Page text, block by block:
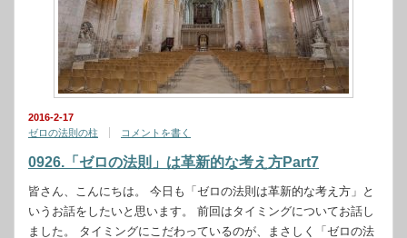
2016-2-17
ゼロの法則の柱
コメントを書く
0926.「ゼロの法則」は革新的な考え方Part7
皆さん、こんにちは。 今日も「ゼロの法則は革新的な考え方」と
いうお話をしたいと思います。 前回はタイミングについてお話し
ました。 タイミングにこだわっているのが、まさしく「ゼロの法